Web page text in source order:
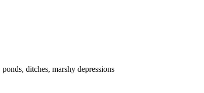
ditches, marshy depressions